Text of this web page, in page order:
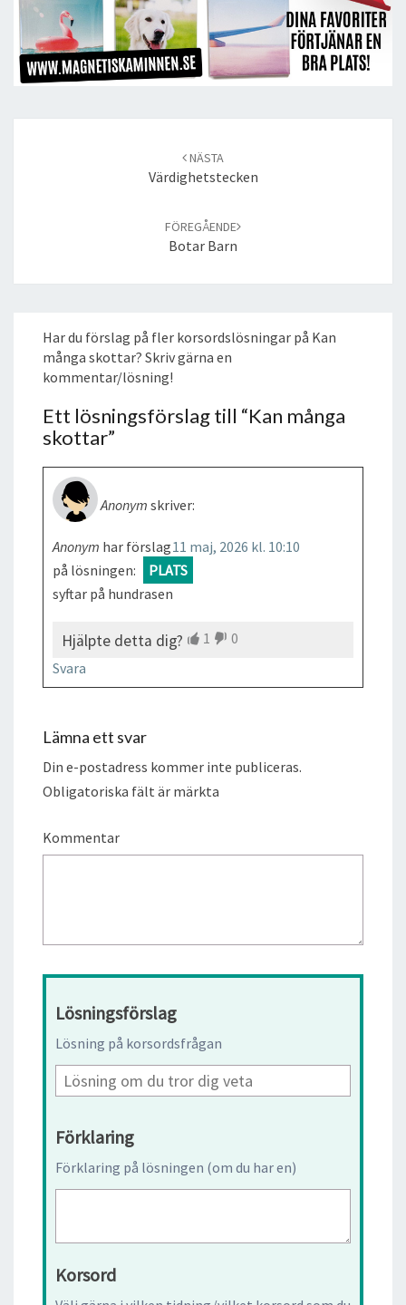
NÄSTA
Värdighetstecken
FÖREGÅENDE
Botar Barn
Har du förslag på fler korsordslösningar på Kan
många skottar? Skriv gärna en
kommentar/lösning!
Ett lösningsförslag till “Kan många
skottar”
Anonym skriver:
11 maj, 2026 kl. 10:10
Anonym har förslag
på lösningen:
PLATS
syftar på hundrasen
Hjälpte detta dig? 1
0
Svara
Lämna ett svar
Din e-postadress kommer inte publiceras.
Obligatoriska fält är märkta
Kommentar
Lösningsförslag
Lösning på korsordsfrågan
Förklaring
Förklaring på lösningen (om du har en)
Korsord